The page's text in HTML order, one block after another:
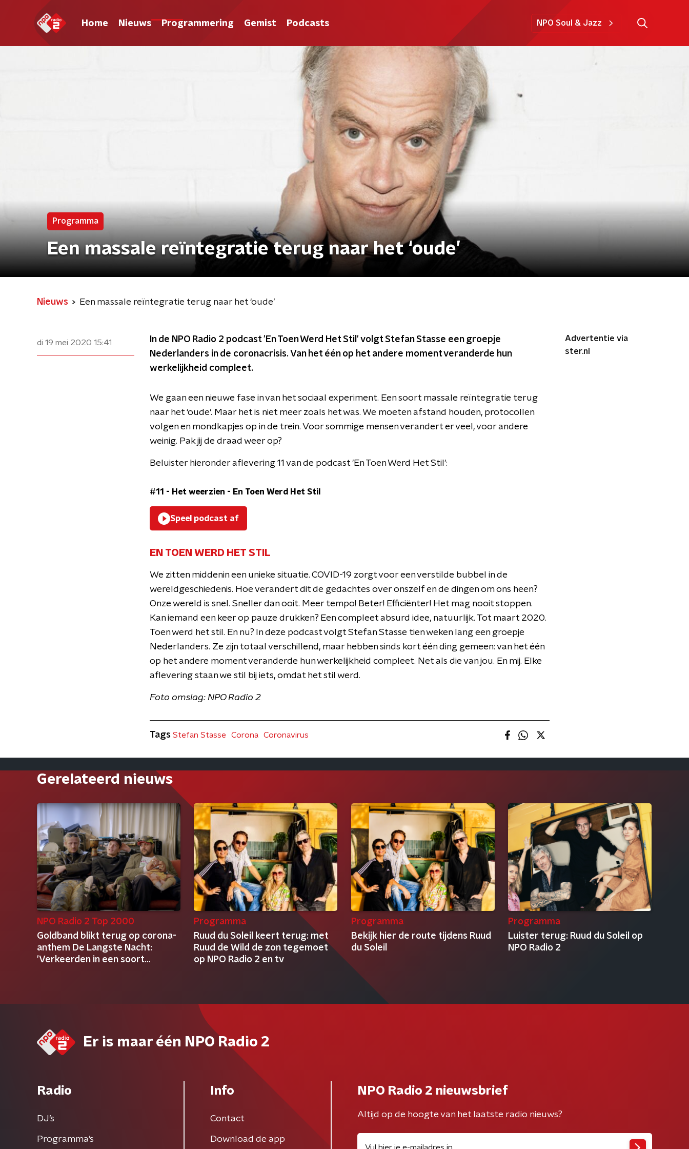
Home Nieuws Programmering Gemist Podcasts NPO Soul & Jazz
Programma
Een massale reïntegratie terug naar het ‘oude’
Nieuws Een massale reïntegratie terug naar het ‘oude’
di 19 mei 2020 15:41
In de NPO Radio 2 podcast 'En Toen Werd Het Stil' volgt Stefan Stasse een groepje
Nederlanders in de coronacrisis. Van het één op het andere moment veranderde hun
werkelijkheid compleet.
We gaan een nieuwe fase in van het sociaal experiment. Een soort massale reïntegratie terug
naar het ‘oude’. Maar het is niet meer zoals het was. We moeten afstand houden, protocollen
volgen en mondkapjes op in de trein. Voor sommige mensen verandert er veel, voor andere
weinig. Pak jij de draad weer op?
Beluister hieronder aflevering 11 van de podcast 'En Toen Werd Het Stil':
#11 - Het weerzien - En Toen Werd Het Stil
Speel podcast af
EN TOEN WERD HET STIL
We zitten middenin een unieke situatie. COVID-19 zorgt voor een verstilde bubbel in de
wereldgeschiedenis. Hoe verandert dit de gedachtes over onszelf en de dingen om ons heen?
Onze wereld is snel. Sneller dan ooit. Meer tempo! Beter! Efficiënter! Het mag nooit stoppen.
Kan iemand een keer op pauze drukken? Een compleet absurd idee, natuurlijk. Tot maart 2020.
Toen werd het stil. En nu? In deze podcast volgt Stefan Stasse tien weken lang een groepje
Nederlanders. Ze zijn totaal verschillend, maar hebben sinds kort één ding gemeen: van het één
op het andere moment veranderde hun werkelijkheid compleet. Net als die van jou. En mij. Elke
aflevering staan we stil bij iets, omdat het stil werd.
Foto omslag: NPO Radio 2
Advertentie via
ster.nl
Tags Stefan Stasse Corona Coronavirus
Gerelateerd nieuws
NPO Radio 2 Top 2000
Goldband blikt terug op corona-
anthem De Langste Nacht:
'Verkeerden in een soort
Programma
Ruud du Soleil keert terug: met
Ruud de Wild de zon tegemoet
op NPO Radio 2 en tv
Programma
Bekijk hier de route tijdens Ruud
du Soleil
Programma
Luister terug: Ruud du Soleil op
NPO Radio 2
Er is maar één NPO Radio 2
Radio
DJ’s
Programma's
Info
Contact
Download de app
NPO Radio 2 nieuwsbrief
Altijd op de hoogte van het laatste radio nieuws?